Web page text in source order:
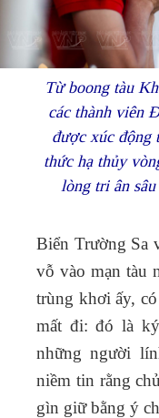
Từ boong tàu
các thành viên
được xúc động
thức hạ thủy
lòng tri ân
Biển Trường Sa
vỗ vào mạn tàu
trùng khơi ấy,
mất đi: đó là
những người
niềm tin rằng
gìn giữ bằng ý